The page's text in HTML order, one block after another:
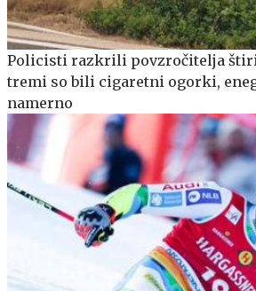
Policisti razkrili povzročitelja
tremi so bili cigaretni ogorki,
namerno